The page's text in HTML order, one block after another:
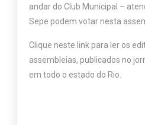
andar do Club Municipal –
Sepe podem votar nesta
Clique neste link para ler os
assembleias, publicados no
em todo o estado do Rio.